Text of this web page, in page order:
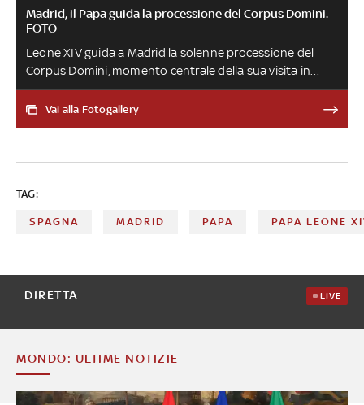
Madrid, il Papa guida la processione del Corpus Domini.
FOTO
Leone XIV guida a Madrid la solenne processione del
Corpus Domini, momento centrale della sua visita in
Spagna, tra petali di fiori, campane e una partecipazione
popolare imponente. Il percorso, ridotto per ragioni di
Vai alla Fotogallery
TAG:
SPAGNA MADRID PAPA PAPA LEONE
DIRETTA LIVE
MONDO: ULTIME NOTIZIE